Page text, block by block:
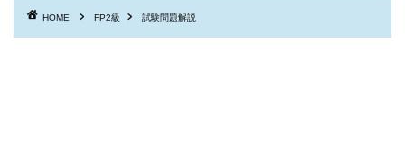
HOME FP2級 試験問題解説